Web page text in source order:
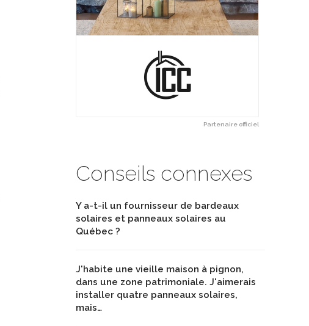
Partenaire officiel
Conseils connexes
Y a-t-il un fournisseur de bardeaux
solaires et panneaux solaires au
Québec ?
J'habite une vieille maison à pignon,
dans une zone patrimoniale. J'aimerais
installer quatre panneaux solaires,
mais…